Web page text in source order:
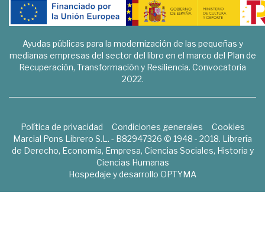
Ayudas públicas para la modernización de las pequeñas y
medianas empresas del sector del libro en el marco del Plan de
Recuperación, Transformación y Resiliencia. Convocatoria
2022.
Política de privacidad Condiciones generales
Cookies
Marcial Pons Librero S.L. - B82947326 © 1948 - 2018. Librería
de Derecho, Economía, Empresa, Ciencias Sociales, Historia y
Ciencias Humanas
Hospedaje y desarrollo OPTYMA